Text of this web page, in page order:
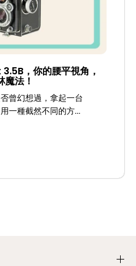
，你的腰平視角，
法！
曾幻想過，拿起一台
一種截然不同的方式
答案是肯定的，那
充滿魅力的菲林相機
是一位腰平紳士，一